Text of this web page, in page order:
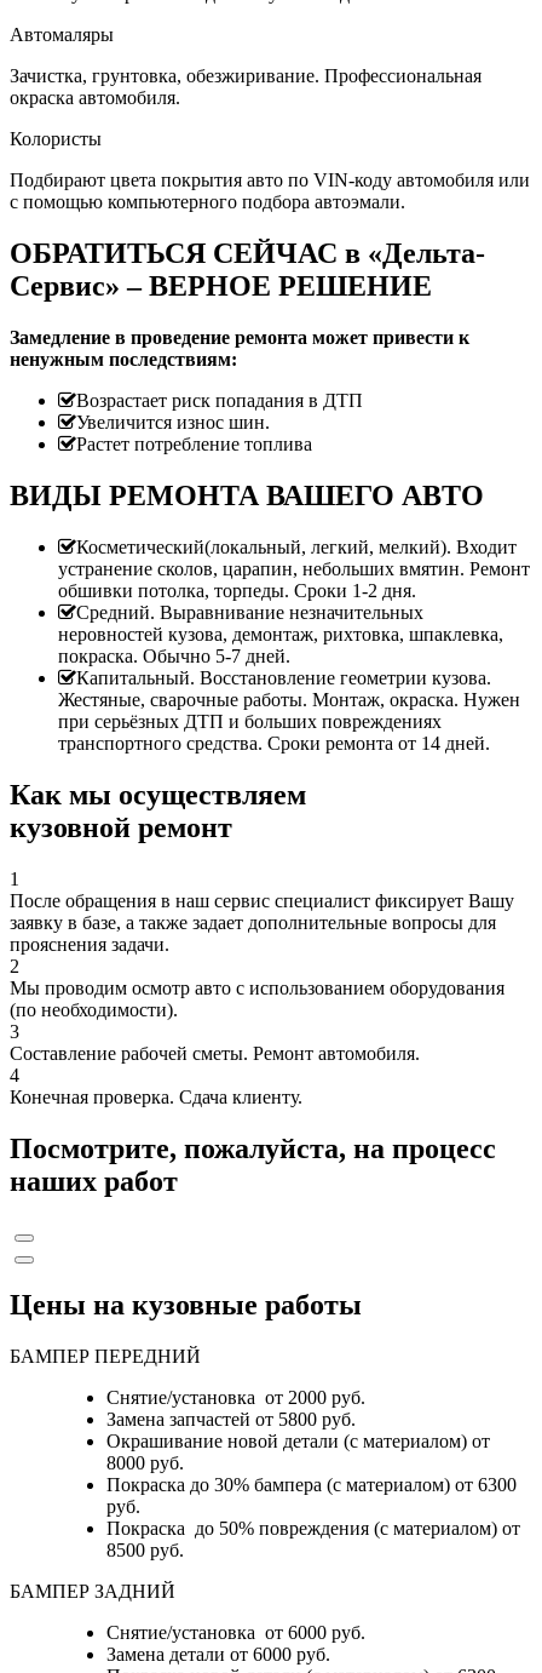
Автомаляры
Зачистка, грунтовка, обезжиривание. Профессиональная
окраска автомобиля.
Колористы
Подбирают цвета покрытия авто по VIN-коду автомобиля или
с помощью компьютерного подбора автоэмали.
ОБРАТИТЬСЯ СЕЙЧАС в «Дельта-
Сервис» – ВЕРНОЕ РЕШЕНИЕ
Замедление в проведение ремонта может привести к
ненужным последствиям:
Возрастает риск попадания в ДТП
Увеличится износ шин.
Растет потребление топлива
ВИДЫ РЕМОНТА ВАШЕГО АВТО
Косметический(локальный, легкий, мелкий). Входит
устранение сколов, царапин, небольших вмятин. Ремонт
обшивки потолка, торпеды. Сроки 1-2 дня.
Средний. Выравнивание незначительных
неровностей кузова, демонтаж, рихтовка, шпаклевка,
покраска. Обычно 5-7 дней.
Капитальный. Восстановление геометрии кузова.
Жестяные, сварочные работы. Монтаж, окраска. Нужен
при серьёзных ДТП и больших повреждениях
транспортного средства. Сроки ремонта от 14 дней.
Как мы осуществляем
кузовной ремонт
1
После обращения в наш сервис специалист фиксирует Вашу
заявку в базе, а также задает дополнительные вопросы для
прояснения задачи.
2
Мы проводим осмотр авто с использованием оборудования
(по необходимости).
3
Составление рабочей сметы. Ремонт автомобиля.
4
Конечная проверка. Сдача клиенту.
Посмотрите, пожалуйста, на процесс
наших работ
Цены на кузовные работы
БАМПЕР ПЕРЕДНИЙ
Снятие/установка от 2000 руб.
Замена запчастей от 5800 руб.
Окрашивание новой детали (с материалом) от
8000 руб.
Покраска до 30% бампера (с материалом) от 6300
руб.
Покраска до 50% повреждения (с материалом) от
8500 руб.
БАМПЕР ЗАДНИЙ
Снятие/установка от 6000 руб.
Замена детали от 6000 руб.